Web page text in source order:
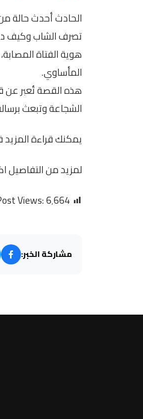
الحادث أحدث حالة
تصرف الشاب وكيف
هوية الفتاة
المأساوي.
هذه القصة تُعبر عن
الشجاعة وتبعث
يمكنك قراءة
لمزيد من التفاصيل
Views:6٬664
مشاركة الخبر: